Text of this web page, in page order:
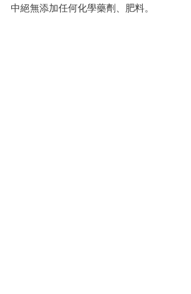
中絕無添加任何化學藥劑、肥料。